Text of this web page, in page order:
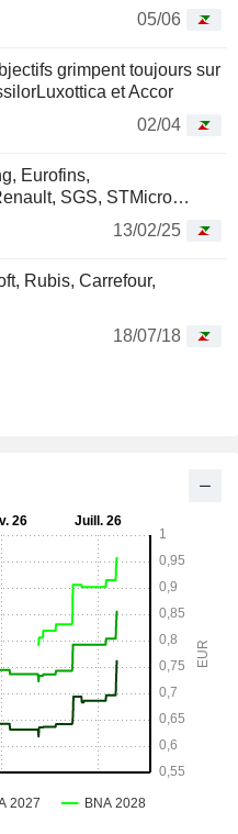
05/06
grimpent toujours sur
et Accor
02/04
Eurofins,
SGS, STMicro…
13/02/25
Rubis, Carrefour,
18/07/18